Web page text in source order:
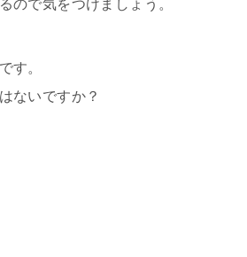
ので気をつけましょう。
す。
ないですか？